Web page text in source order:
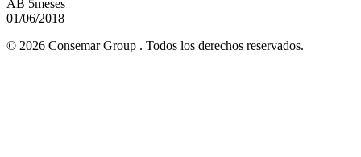
AB 5meses
01/06/2018
© 2026 Consemar Group . Todos los derechos reservados.